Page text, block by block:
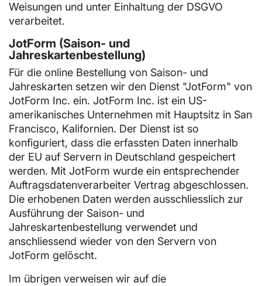
Weisungen und unter Einhaltung der DSGVO
verarbeitet.
JotForm (Saison- und
Jahreskartenbestellung)
Für die online Bestellung von Saison- und
Jahreskarten setzen wir den Dienst "JotForm" von
JotForm Inc. ein. JotForm Inc. ist ein US-
amerikanisches Unternehmen mit Hauptsitz in San
Francisco, Kalifornien. Der Dienst ist so
konfiguriert, dass die erfassten Daten innerhalb
der EU auf Servern in Deutschland gespeichert
werden. Mit JotForm wurde ein entsprechender
Auftragsdatenverarbeiter Vertrag abgeschlossen.
Die erhobenen Daten werden ausschliesslich zur
Ausführung der Saison- und
Jahreskartenbestellung verwendet und
anschliessend wieder von den Servern von
JotForm gelöscht.
Im übrigen verweisen wir auf die